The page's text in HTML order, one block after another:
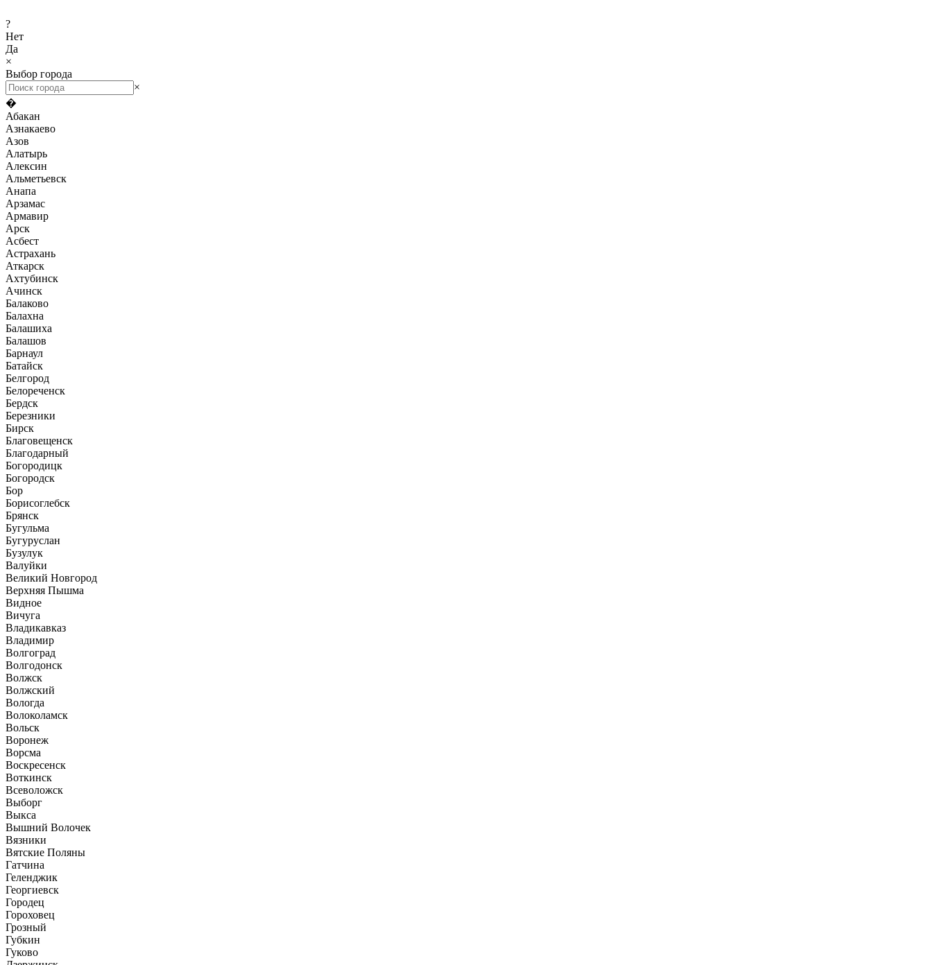
?
Нет
Да
×
Выбор города
×
�
Абакан
Азнакаево
Азов
Алатырь
Алексин
Альметьевск
Анапа
Арзамас
Армавир
Арск
Асбест
Астрахань
Аткарск
Ахтубинск
Ачинск
Балаково
Балахна
Балашиха
Балашов
Барнаул
Батайск
Белгород
Белореченск
Бердск
Березники
Бирск
Благовещенск
Благодарный
Богородицк
Богородск
Бор
Борисоглебск
Брянск
Бугульма
Бугуруслан
Бузулук
Валуйки
Великий Новгород
Верхняя Пышма
Видное
Вичуга
Владикавказ
Владимир
Волгоград
Волгодонск
Волжск
Волжский
Вологда
Волоколамск
Вольск
Воронеж
Ворсма
Воскресенск
Воткинск
Всеволожск
Выборг
Выкса
Вышний Волочек
Вязники
Вятские Поляны
Гатчина
Геленджик
Георгиевск
Городец
Гороховец
Грозный
Губкин
Гуково